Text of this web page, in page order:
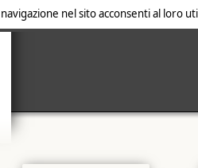
nel sito acconsenti al loro